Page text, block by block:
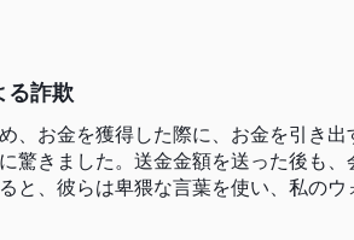
ネア
のApple Pay やGoogle Payを含む便利な
ットバンキング、移動中のサポートのた
る詐欺
、お金を獲得した際に、お金を引き
驚きました。送金金額を送った後も
と、彼らは卑猥な言葉を使い、私の